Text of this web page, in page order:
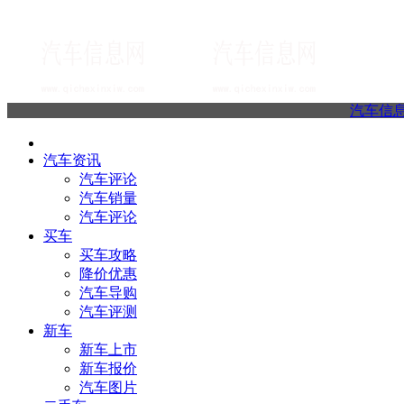
汽车信
汽车资讯
汽车评论
汽车销量
汽车评论
买车
买车攻略
降价优惠
汽车导购
汽车评测
新车
新车上市
新车报价
汽车图片